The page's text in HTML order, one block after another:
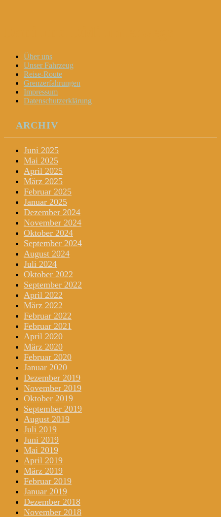
Menu
Widgets
Search
Skip
content
Über uns
Unser Fahrzeug
Reise-Route
Grenzerfahrungen
Impressum
Datenschutzerklärung
ARCHIV
Juni 2025
Mai 2025
April 2025
März 2025
Februar 2025
Januar 2025
Dezember 2024
November 2024
Oktober 2024
September 2024
August 2024
Juli 2024
Oktober 2022
September 2022
April 2022
März 2022
Februar 2022
Februar 2021
April 2020
März 2020
Februar 2020
Januar 2020
Dezember 2019
November 2019
Oktober 2019
September 2019
August 2019
Juli 2019
Juni 2019
Mai 2019
April 2019
März 2019
Februar 2019
Januar 2019
Dezember 2018
November 2018